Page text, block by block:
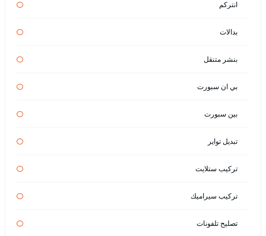
انتركم
بدالات
بنشر متنقل
بي ان سبورت
بين سبورت
تبديل تواير
تركيب ستلايت
تركيب سيراميك
تصليح تلفونات